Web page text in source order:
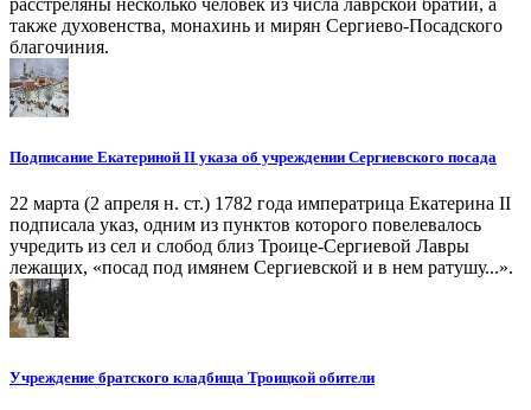
также духовенства, монахинь и мирян Сергиево-Посадского
благочиния.
Подписание Екатериной II указа об учреждении Сергиевского посада
22 марта (2 апреля н. ст.) 1782 года императрица Екатерина II
подписала указ, одним из пунктов которого повелевалось
учредить из сел и слобод близ Троице-Сергиевой Лавры
лежащих, «посад под имянем Сергиевской и в нем ратушу...».
Учреждение братского кладбища Троицкой обители